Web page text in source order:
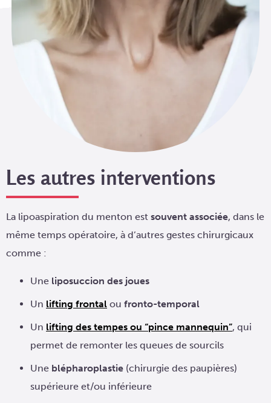
Les autres interventions
La lipoaspiration du menton est souvent associée, dans le
même temps opératoire, à d’autres gestes chirurgicaux
comme :
Une liposuccion des joues
Un lifting frontal ou fronto-temporal
Un lifting des tempes ou “pince mannequin”, qui
permet de remonter les queues de sourcils
Une blépharoplastie (chirurgie des paupières)
supérieure et/ou inférieure